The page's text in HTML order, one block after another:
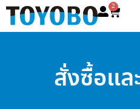
2
สั่งซื้อแล